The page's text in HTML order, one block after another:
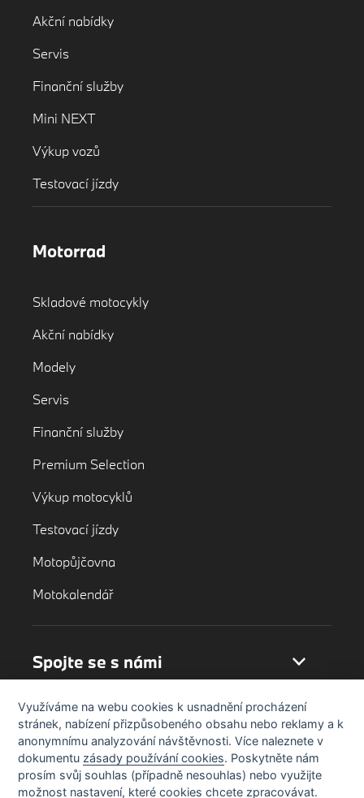
Akční nabídky
Servis
Finanční služby
Mini NEXT
Výkup vozů
Testovací jízdy
Motorrad
Skladové motocykly
Akční nabídky
Modely
Servis
Finanční služby
Premium Selection
Výkup motocyklů
Testovací jízdy
Motopůjčovna
Motokalendář
Spojte se s námi
Využíváme na webu cookies k usnadnění procházení
stránek, nabízení přizpůsobeného obsahu nebo reklamy a k
anonymnímu analyzování návštěvnosti. Více naleznete v
dokumentu zásady používání cookies. Poskytněte nám
prosím svůj souhlas (případně nesouhlas) nebo využijte
možnost nastavení, které cookies chcete zpracovávat.